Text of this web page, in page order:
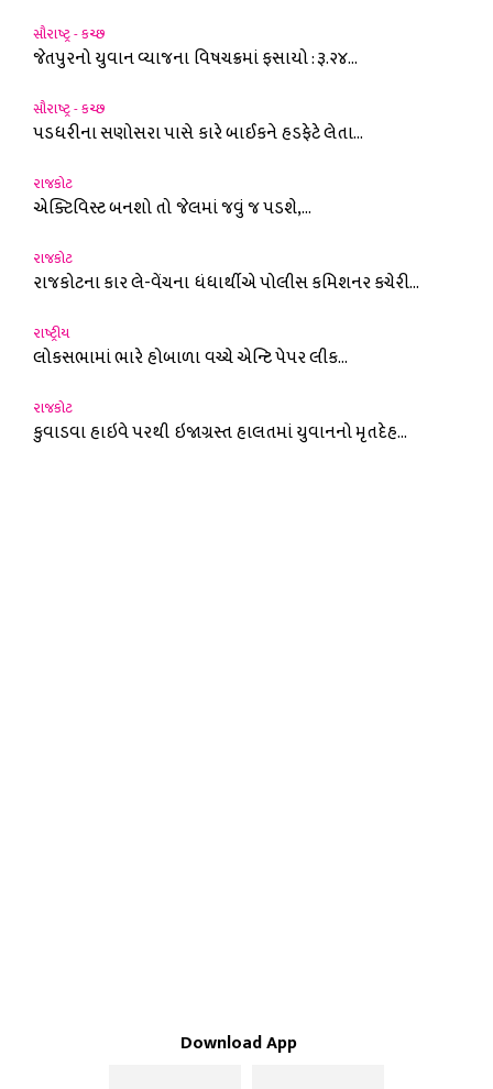
સૌરાષ્ટ્ર - કચ્છ
જેતપુરનો યુવાન વ્યાજના વિષચક્રમાં ફસાયો : રૂ.૨૪...
સૌરાષ્ટ્ર - કચ્છ
પડધરીના સણોસરા પાસે કારે બાઈકને હડફેટે લેતા...
રાજકોટ
એક્ટિવિસ્ટ બનશો તો જેલમાં જવું જ પડશે,...
રાજકોટ
રાજકોટના કાર લે-વેંચના ધંધાર્થીએ પોલીસ કમિશનર કચેરી...
રાષ્ટ્રીય
લોકસભામાં ભારે હોબાળા વચ્ચે એન્ટિ પેપર લીક...
રાજકોટ
કુવાડવા હાઇવે પરથી ઇજાગ્રસ્ત હાલતમાં યુવાનનો મૃતદેહ...
Download App